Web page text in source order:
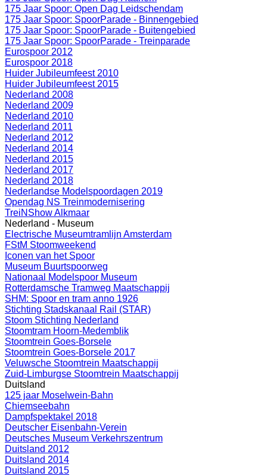
175 Jaar Spoor: Open Dag Leidschendam
175 Jaar Spoor: SpoorParade - Binnengebied
175 Jaar Spoor: SpoorParade - Buitengebied
175 Jaar Spoor: SpoorParade - Treinparade
Eurospoor 2012
Eurospoor 2018
Huider Jubileumfeest 2010
Huider Jubileumfeest 2015
Nederland 2008
Nederland 2009
Nederland 2010
Nederland 2011
Nederland 2012
Nederland 2014
Nederland 2015
Nederland 2017
Nederland 2018
Nederlandse Modelspoordagen 2019
Opendag NS Treinmodernisering
TreiNShow Alkmaar
Nederland - Museum
Electrische Museumtramlijn Amsterdam
FStM Stoomweekend
Iconen van het Spoor
Museum Buurtspoorweg
Nationaal Modelspoor Museum
Rotterdamsche Tramweg Maatschappij
SHM: Spoor en tram anno 1926
Stichting Stadskanaal Rail (STAR)
Stoom Stichting Nederland
Stoomtram Hoorn-Medemblik
Stoomtrein Goes-Borsele
Stoomtrein Goes-Borsele 2017
Veluwsche Stoomtrein Maatschappij
Zuid-Limburgse Stoomtrein Maatschappij
Duitsland
125 jaar Moselwein-Bahn
Chiemseebahn
Dampfspektakel 2018
Deutscher Eisenbahn-Verein
Deutsches Museum Verkehrszentrum
Duitsland 2012
Duitsland 2014
Duitsland 2015